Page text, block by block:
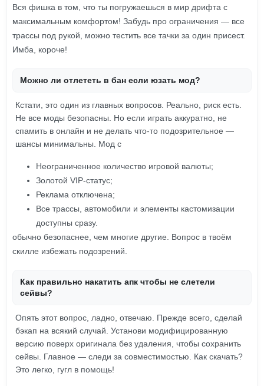
Вся фишка в том, что ты погружаешься в мир дрифта с
максимальным комфортом! Забудь про ограничения — все
трассы под рукой, можно тестить все тачки за один присест.
Имба, короче!
Можно ли отлететь в бан если юзать мод?
Кстати, это один из главных вопросов. Реально, риск есть.
Не все моды безопасны. Но если играть аккуратно, не
спамить в онлайн и не делать что-то подозрительное —
шансы минимальны. Мод с
Неограниченное количество игровой валюты;
Золотой VIP-статус;
Реклама отключена;
Все трассы, автомобили и элементы кастомизации
доступны сразу.
обычно безопаснее, чем многие другие. Вопрос в твоём
скилле избежать подозрений.
Как правильно накатить апк чтобы не слетели
сейвы?
Опять этот вопрос, ладно, отвечаю. Прежде всего, сделай
бэкап на всякий случай. Установи модифицированную
версию поверх оригинала без удаления, чтобы сохранить
сейвы. Главное — следи за совместимостью. Как скачать?
Это легко, гугл в помощь!